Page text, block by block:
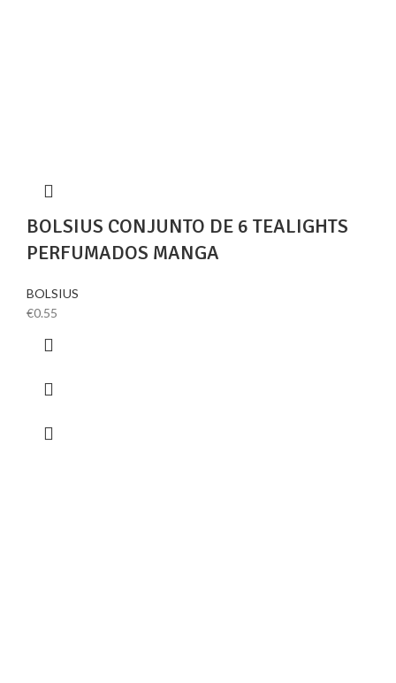
BOLSIUS CONJUNTO DE 6 TEALIGHTS
PERFUMADOS MANGA
BOLSIUS
€0.55